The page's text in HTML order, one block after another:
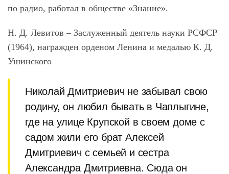
по радио, работал в обществе «Знание».
Н. Д. Левитов – Заслуженный деятель науки РСФСР
(1964), награжден орденом Ленина и медалью К. Д.
Ушинского
Николай Дмитриевич не забывал свою
родину, он любил бывать в Чаплыгине,
где на улице Крупской в своем доме с
садом жили его брат Алексей
Дмитриевич с семьей и сестра
Александра Дмитриевна. Сюда он